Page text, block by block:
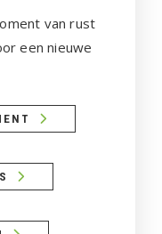
van rust
een nieuwe